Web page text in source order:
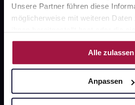
Unsere Partner führen diese
möglicherweise mit weiteren
Nutzung der Dienste gesammelt
Alle zulassen
Anpassen
AGB
Impressum
Unsere Vorteile
Ausgewählte